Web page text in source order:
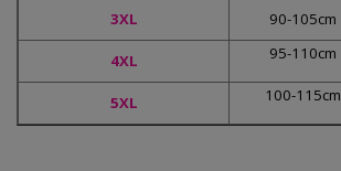
3XL 90-105cm
4XL 95-110cm
5XL 100-115cm